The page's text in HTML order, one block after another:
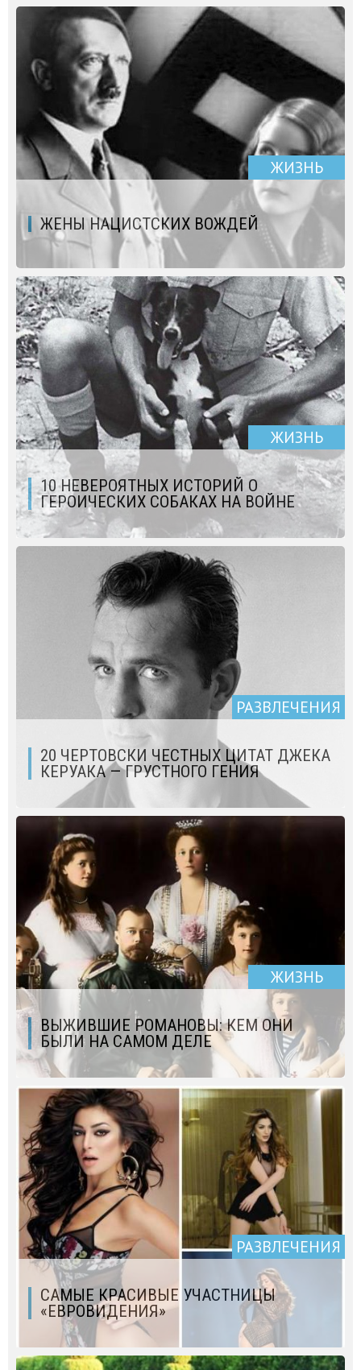
ЖИЗНЬ
ЖЕНЫ НАЦИСТСКИХ ВОЖДЕЙ
ЖИЗНЬ
10 НЕВЕРОЯТНЫХ ИСТОРИЙ О
ГЕРОИЧЕСКИХ СОБАКАХ НА ВОЙНЕ
РАЗВЛЕЧЕНИЯ
20 ЧЕРТОВСКИ ЧЕСТНЫХ ЦИТАТ ДЖЕКА
КЕРУАКА — ГРУСТНОГО ГЕНИЯ
ЖИЗНЬ
ВЫЖИВШИЕ РОМАНОВЫ: КЕМ ОНИ
БЫЛИ НА САМОМ ДЕЛЕ
РАЗВЛЕЧЕНИЯ
САМЫЕ КРАСИВЫЕ УЧАСТНИЦЫ
«ЕВРОВИДЕНИЯ»